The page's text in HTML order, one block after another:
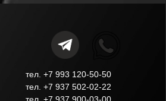
тел. +7 993 120-50-50
тел. +7 937 502-02-22